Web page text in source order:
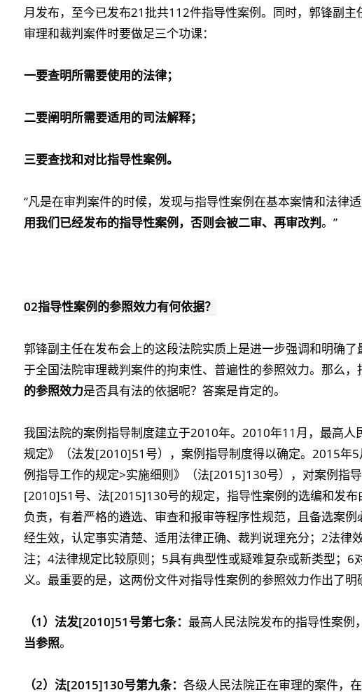
月发布，至今已发布21批共112件指导性案例。同时，郭锋副
审理和裁判案件时要做足三个功课：
一要查明所需要使用的法律；
二要阐明所需要适用的司法解释；
三要查找和对比指导性案例。
“凡是在审判案件的时候，发现与指导性案例在基本案情和法律
用我们已经发布的指导性案例，否则会被二审、再审改判。”
02指导性案例的参照效力有何依据？
郭锋副主任在发布会上的这段法院实质上是进一步强调和明确
于全国法院审理裁判案件的拘束性、普遍性的参照效力。那么，
的参照效力是否具有法的依据呢？答案是肯定的。
我国法院的案例指导制度建立于2010年。2010年11月，最高人
规定》（法发[2010]51号），案例指导制度得以确定。2015年
例指导工作的规定>实施细则》（法[2015]130号），对案例指
[2010]51号、法[2015]130号的规定，指导性案例的选编和发布
负责，有着严格的遴选、审查和报审等程序性规范，且备选案
经生效，认定事实清楚、适用法律正确、裁判说理充分；2法律
注；4法律规定比较原则；5具有典型性或疑难复杂或新类型；6
义。最重要的是，这两份文件对指导性案例的参照效力作出了明
（1）法发[2010]51号第七条： 最高人民法院发布的指导性案例
当参照。
（2）法[2015]130号第九条： 各级人民法院正在审理的案件，